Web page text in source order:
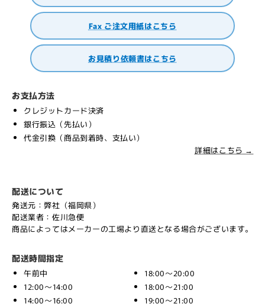
Fax ご注文用紙はこちら
お見積り依頼書はこちら
お支払方法
クレジットカード決済
銀行振込（先払い）
代金引換（商品到着時、支払い）
詳細はこちら →
配送について
発送元：弊社（福岡県）
配送業者：佐川急便
商品によってはメーカーの工場より直送となる場合がございます。
配送時間指定
午前中
12:00～14:00
14:00～16:00
18:00～20:00
18:00～21:00
19:00～21:00